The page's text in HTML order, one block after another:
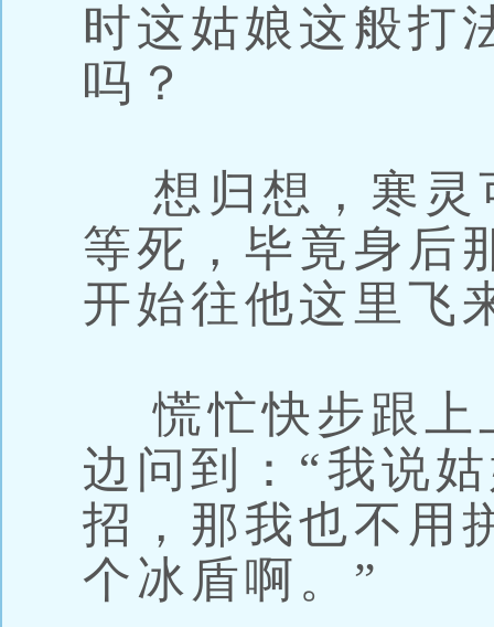
时这姑娘这般打
吗？
想归想，寒灵
等死，毕竟身后
开始往他这里飞
慌忙快步跟上
边问到：“我说
招，那我也不用
个冰盾啊。”